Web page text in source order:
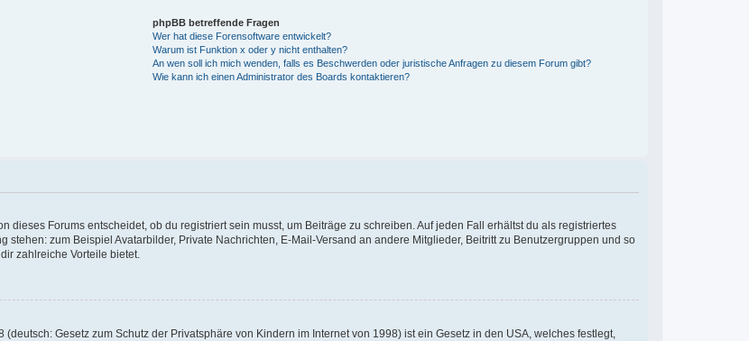
phpBB betreffende Fragen
Wer hat diese Forensoftware entwickelt?
Warum ist Funktion x oder y nicht enthalten?
An wen soll ich mich wenden, falls es Beschwerden oder juristische Anfragen zu diesem Forum gibt?
Wie kann ich einen Administrator des Boards kontaktieren?
dieses Forums entscheidet, ob du registriert sein musst, um Beiträge zu schreiben. Auf jeden Fall erhältst du als registriertes
stehen: zum Beispiel Avatarbilder, Private Nachrichten, E-Mail-Versand an andere Mitglieder, Beitritt zu Benutzergruppen und so
zahlreiche Vorteile bietet.
Gesetz zum Schutz der Privatsphäre von Kindern im Internet von 1998) ist ein Gesetz in den USA, welches festlegt,